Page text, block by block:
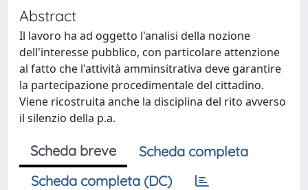
Abstract
Il lavoro ha ad oggetto l'analisi della nozione
dell'interesse pubblico, con particolare attenzione
al fatto che l'attività amminsitrativa deve garantire
la partecipazione procedimentale del cittadino.
Viene ricostruita anche la disciplina del rito avverso
il silenzio della p.a.
Scheda breve
Scheda completa
Scheda completa (DC)